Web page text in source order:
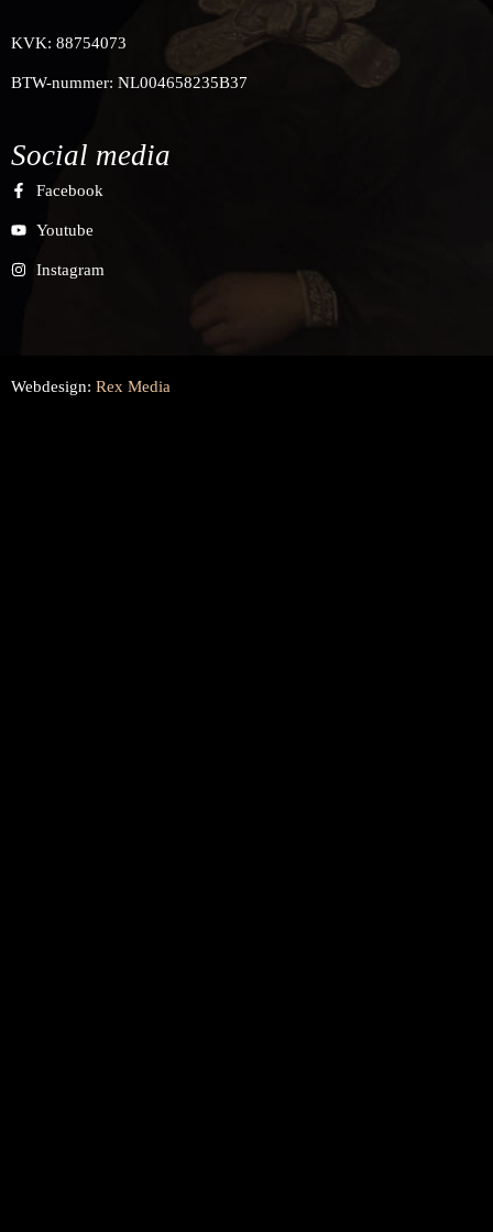
KVK: 88754073
BTW-nummer: NL004658235B37
Social media
Facebook
Youtube
Instagram
Webdesign: Rex Media